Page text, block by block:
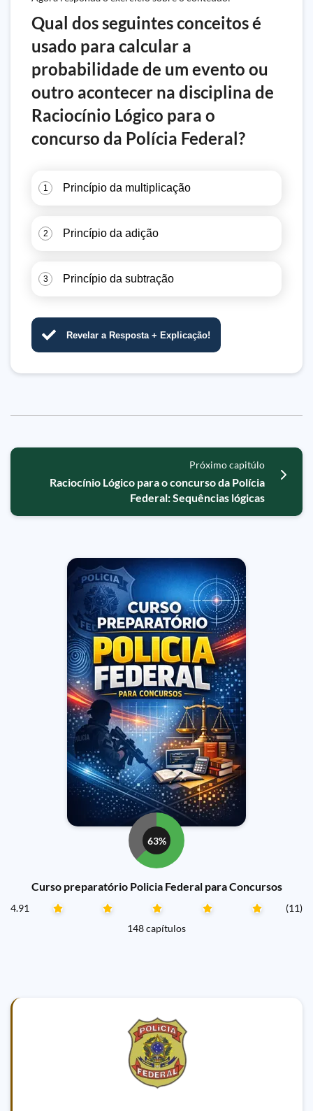
Qual dos seguintes conceitos é
usado para calcular a
probabilidade de um evento ou
outro acontecer na disciplina de
Raciocínio Lógico para o
concurso da Polícia Federal?
1 Princípio da multiplicação
2 Princípio da adição
3 Princípio da subtração
Revelar a Resposta + Explicação!
Próximo capitúlo
Raciocínio Lógico para o concurso da Polícia
Federal: Sequências lógicas
63%
Curso preparatório Policia Federal para Concursos
4.91
(11)
148 capítulos